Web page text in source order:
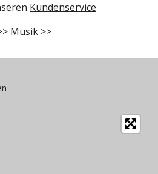
Kundenservice
Musik >>